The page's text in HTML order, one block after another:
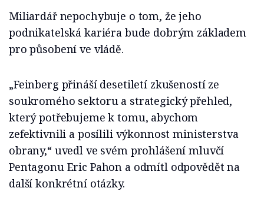
Miliardář nepochybuje o tom, že jeho
podnikatelská kariéra bude dobrým základem
pro působení ve vládě.
„Feinberg přináší desetiletí zkušeností ze
soukromého sektoru a strategický přehled,
který potřebujeme k tomu, abychom
zefektivnili a posílili výkonnost ministerstva
obrany,“ uvedl ve svém prohlášení mluvčí
Pentagonu Eric Pahon a odmítl odpovědět na
další konkrétní otázky.